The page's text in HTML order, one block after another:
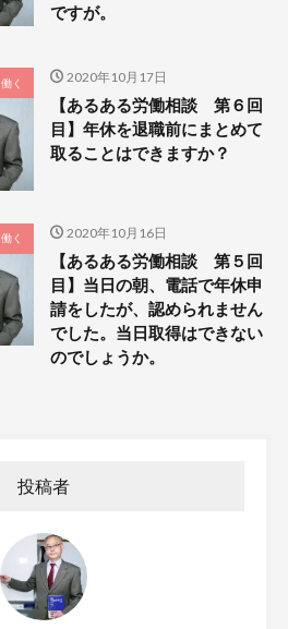
ですが。
働く 2020年10月17日
【あるある労働相談 第６回
目】年休を退職前にまとめて
取ることはできますか？
働く 2020年10月16日
【あるある労働相談 第５回
目】当日の朝、電話で年休申
請をしたが、認められません
でした。当日取得はできない
のでしょうか。
投稿者